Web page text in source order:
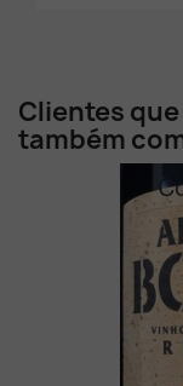
Clientes
também